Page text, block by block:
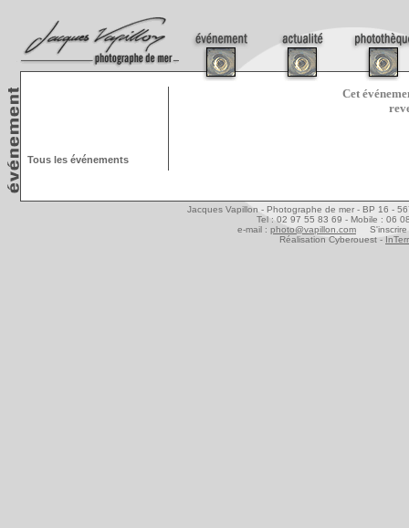
Tous les événements
Cet
Jacques Vapillon - Photographe de mer - BP 16 -
Tel : 02 97 55 83 69 - Mobile : 06
e-mail : photo@vapillon.com S'inscrire
Réalisation Cyberouest -